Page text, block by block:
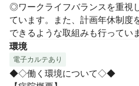
◎ワークライフバランスを重視
ています。また、計画年休制度
できるような取組みも行ってい
環境
電子カルテあり
◆◇働く環境について◇◆